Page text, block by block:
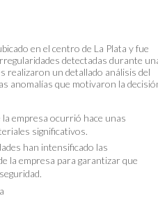
en el centro de La Plata y fue
detectadas durante
realizaron un detallado análisis del
anomalías que motivaron la
la empresa ocurrió hace unas
significativos.
han intensificado las
la empresa para garantizar que